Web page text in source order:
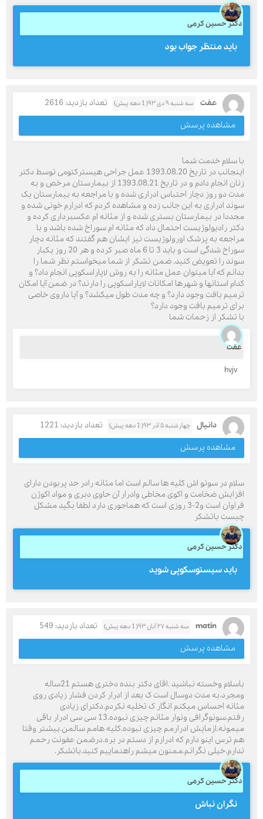
دکتر حسین کرمی
بايد منتظر جواب بود
عفت سه شنبه ۹ دی ۹۳( 1 دهه پیش)
تعداد بازدید: 2616
مشاهده پرسش
با سلام خدمت شما
اینجانب در تاریخ 1393.08.20 عمل جراحی هیسترکتومی توسط دکتر
زنان انجام دادم و در تاریخ 1393.08.21 از بیمارستان مرخص و به
مدت دو روز دچار احتباس ادراری شده و با مراجعه به بیمارستان یک
سوند ادراری به این جانب زده و مشاهده کردم که ادرارم خونی شده و
مجددا در بیمارستان بستری شده و از مثانه ام عکسبرداری کرده و
دکتر رادیولوژیست احتمال داد که مثانه ام سوراخ شده باشد و با
مراجعه به پزشک اورولوژیست نیز ایشان هم گفتند که مثانه دچار
سوراخ شدگی است و باید 3 تا 6 ماه صبر کرده و هر 20 روز یکبار
سوند را تعویض کنید. ضمن تشکر از شما میخواستم نظر شما را
بدانم که آیا میتوان عمل مثانه را به روش لاپاراسکوپی انجام داد؟ و
کدام استانها و شهرها امکانات لاپاراسکوپی را دارند؟ در ضمن آیا امکان
ترمیم بافت وجود دارد؟ و چه مدت طول میکشد؟ و آیا داروی خاصی
برای ترمیم بافت وجود دارد؟
با تشکر از زحمات شما
عفت
hvjv
دانیال چهارشنبه ۵ آذر ۹۳( 1 دهه پیش)
تعداد بازدید: 1221
مشاهده پرسش
سلام در سونو اش کلیه ها سالم است اما مثانه رادر حد پربودن دارای
افزایش ضخامت و اکوی مخاطی وادرار آن حاوی دبری و مواد اکوژن
فراوان است و2-3 روزی است که هماجوری دارد لطفا بگید مشکل
چیست باتشکر
دکتر حسین کرمی
باید سیستوسکوپی شوید
matin سه شنبه ۲۷ آبان ۹۳( 1 دهه پیش)
تعداد بازدید: 549
مشاهده پرسش
باسلام وخسته نباشید .اقای دکتر بنده دختری هستم 21ساله
ومجرد.به مدت دوسال است ک بعد از ادرار کردن فشار زیادی روی
مثانه احساس میکنم انگار ک تخلیه نکردم.دکترای زیادی
رفتم.سونوگرافی ونوار مثانم چیزی نبوده.13 سی سی ادرار باقی
میمونه.ازمایش ادرارمم چیزی نبوده.کلیه هامم سالمن.بیشتر وقتا
هم ترس اینو دارم که ادرارم از دستم در بره.درضمن عفونت رحمم
ندارم.خیلی نگرانم.ممنون میشم راهنماییم کنید.باتشکر.
دکتر حسین کرمی
نگران نباش